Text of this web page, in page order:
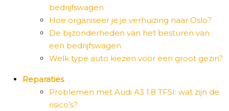
bedrijfswagen
Hoe organiseer je je verhuizing naar Oslo?
De bijzonderheden van het besturen van
een bedrijfswagen
Welk type auto kiezen voor een groot gezin?
Reparaties
Problemen met Audi A3 1.8 TFSI: wat zijn de
risico’s?